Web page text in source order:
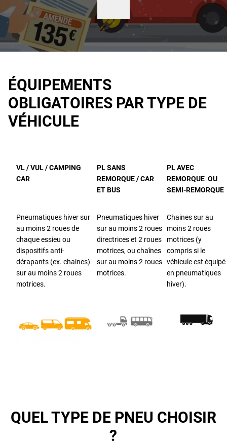
ÉQUIPEMENTS
OBLIGATOIRES PAR TYPE DE
VÉHICULE
VL / VUL / CAMPING
CAR
PL SANS
REMORQUE / CAR
ET BUS
PL AVEC
REMORQUE OU
SEMI-REMORQUE
Pneumatiques hiver sur
au moins 2 roues de
chaque essieu ou
dispositifs anti-
dérapants (ex. chaines)
sur au moins 2 roues
motrices.
Pneumatiques hiver
sur au moins 2 roues
directrices et 2 roues
motrices, ou chaînes
sur au moins 2 roues
motrices.
Chaines sur au
moins 2 roues
motrices (y
compris si le
véhicule est équipé
en pneumatiques
hiver).
QUEL TYPE DE PNEU CHOISIR
?